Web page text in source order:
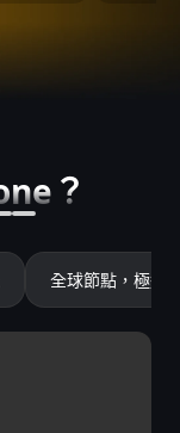
？
全球節點，極速